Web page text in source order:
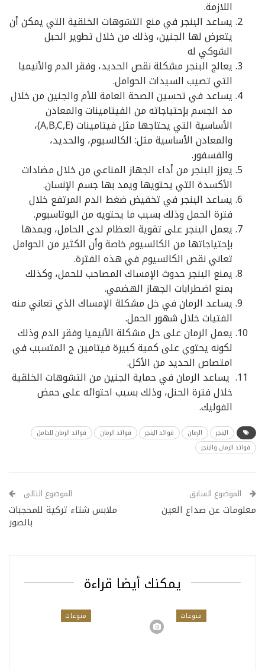
اللازمة.
يساعد البنجر في منع التشوهات الخلقية التي يمكن أن
يتعرض لها الجنين، وذلك من خلال تطوير الحبل
الشوكي له
يعالج البنجر مشكلة نقص الحديد، وفقر الدم والأنيميا
التي تصيب السيدات الحوامل.
يساعد في تحسين الصحة العامة للأم والجنين من خلال
مد الجسم بإحتياجاته من الفيتامينات والمعادن
الأساسية التي يحتاجها مثل فيتامينات (A,B,C,E)،
والمعادن الأساسية مثل: الكالسيوم، والحديد،
والفسفور.
يعزز البنجر من أداء الجهاز المناعي من خلال مضادات
الأكسدة التي يحتويها ويمد بها جسم الإنسان.
يساعد البنجر في تخفيض ضغط الدم المرتفع خلال
فترة الحمل وذلك بسبب ما يحتويه من البوتاسيوم.
يعمل البنجر على تقوية العظام لدى الحامل، ويمدها
بإحتياجاتها من الكالسيوم خاصة وأن الكثير من الحوامل
تعاني نقص الكالسيوم في هذه الفترة.
يمنع البنجر حدوث الإمساك المصاحب للحمل، وكذلك
بمنع اضطرابات الجهاز الهضمي.
يساعد الرمان في خل مشكلة الإمساك الذي تعاني منه
الفتيات خلال شهور الحمل.
يعمل الرمان على حل مشكلة الأنيميا وفقر الدم وذلك
لكونه يحتوي على كمية كبيرة فيتامين ج المتسبب في
امتصاص الحديد من الأكل.
يساعد الرمان في حماية الجنين من التشوهات الخلقية
خلال فترة الحنل، وذلك بسبب احتوائه على حمض
الفوليك.
البنجر الرمان فوائد البنجر فوائد الرمان
فوائد الرمان للحامل
فوائد الرمان والبنجر
الموضوع السابق
معلومات عن صداع العين
الموضوع التالي
ملابس شتاء تركية للمحجبات
بالصور
يمكنك أيضا قراءة
منوعات منوعات